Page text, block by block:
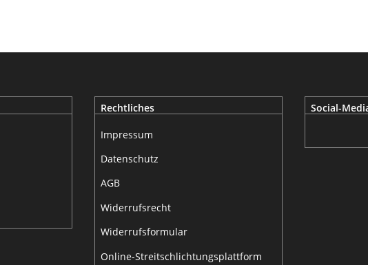
Rechtliches
Impressum
Datenschutz
AGB
Widerrufsrecht
Widerrufsformular
Online-Streitschlichtungsplattform
Social-